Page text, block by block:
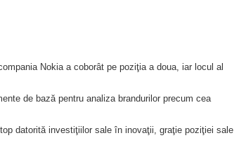
Nokia a coborât pe poziţia a doua, iar locul al
de bază pentru analiza brandurilor precum cea
datorită investiţiilor sale în inovaţii, graţie poziţiei sale